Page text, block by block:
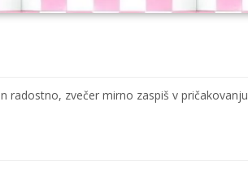
radostno, zvečer mirno zaspiš v pričakovanju